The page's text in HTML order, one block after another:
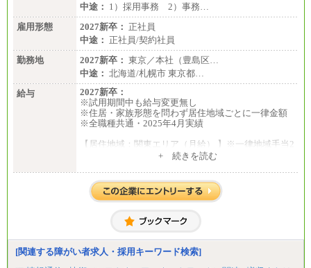
中途： 1）採用事務 2）事務…
雇用形態
2027新卒： 正社員
中途： 正社員/契約社員
勤務地
2027新卒： 東京／本社（豊島区…
中途： 北海道/札幌市 東京都…
給与
2027新卒：
※試用期間中も給与変更無し
※住居・家族形態を問わず居住地域ごとに一律金額
※全職種共通・2025年4月実績
【居住地域：関東エリア（月給） 】※一律地域手当2
大学卒：250,000円
高専卒：244,800円
短大・専門3年制卒：235,300円
専門1年制卒：212,900円
【居住地域：関西エリア（月給） 】※一律地域手当1
5,000円含む
大学院卒：266,100円
+ 続きを読む
[関連する障がい者求人・採用キーワード検索]